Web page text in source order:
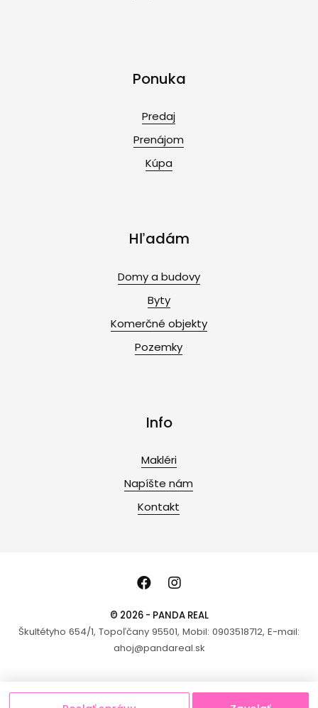
Ponuka
Predaj
Prenájom
Kúpa
Hľadám
Domy a budovy
Byty
Komerčné objekty
Pozemky
Info
Makléri
Napíšte nám
Kontakt
© 2026 - PANDA REAL
Škultétyho 654/1, Topoľčany 95501, Mobil: 0903518712, E-mail:
ahoj@pandareal.sk